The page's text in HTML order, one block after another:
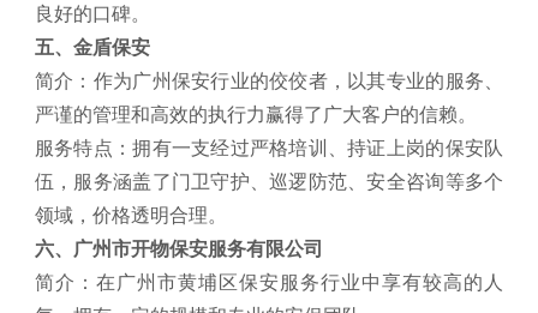
良好的口碑。
五、金盾保安
简介：作为广州保安行业的佼佼者，以其专业的服务、
严谨的管理和高效的执行力赢得了广大客户的信赖。
服务特点：拥有一支经过严格培训、持证上岗的保安队
伍，服务涵盖了门卫守护、巡逻防范、安全咨询等多个
领域，价格透明合理。
六、广州市开物保安服务有限公司
简介：在广州市黄埔区保安服务行业中享有较高的人